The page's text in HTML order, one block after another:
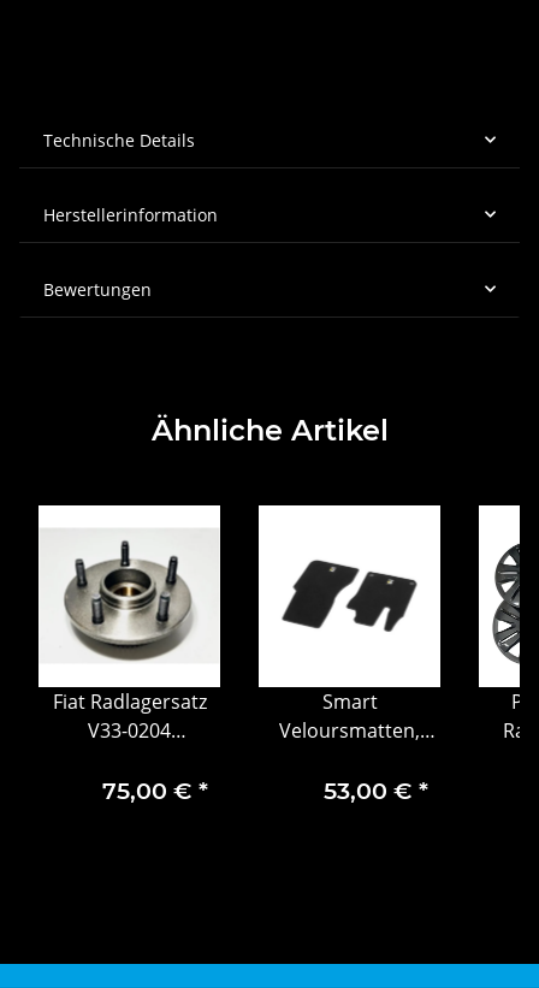
Technische Details
Herstellerinformation
Bewertungen
Ähnliche Artikel
Fiat Radlagersatz
V33-0204
75,00 € *
Smart
Veloursmatten,
53,00 € *